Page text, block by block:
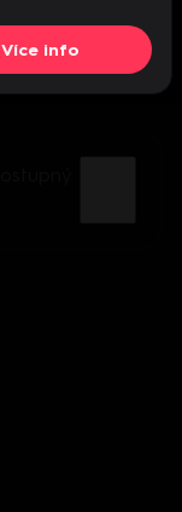
Více info